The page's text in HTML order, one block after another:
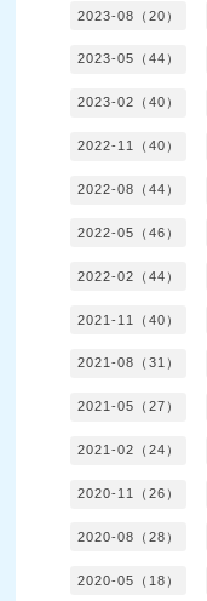
2023-08（20）
2023-05（44）
2023-02（40）
2022-11（40）
2022-08（44）
2022-05（46）
2022-02（44）
2021-11（40）
2021-08（31）
2021-05（27）
2021-02（24）
2020-11（26）
2020-08（28）
2020-05（18）